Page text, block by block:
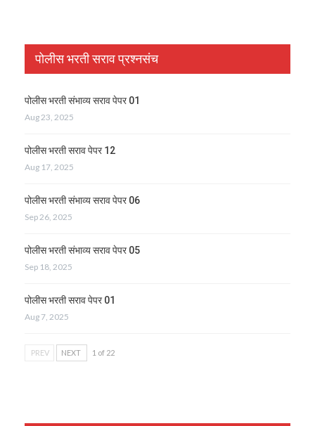
पोलीस भरती सराव प्रश्नसंच
पोलीस भरती संभाव्य सराव पेपर 01
Aug 23, 2025
पोलीस भरती सराव पेपर 12
Aug 17, 2025
पोलीस भरती संभाव्य सराव पेपर 06
Sep 26, 2025
पोलीस भरती संभाव्य सराव पेपर 05
Sep 18, 2025
पोलीस भरती सराव पेपर 01
Aug 7, 2025
PREV NEXT 1 of 22